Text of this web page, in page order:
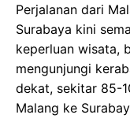
Perjalanan dari
Surabaya kini
keperluan wisata,
mengunjungi
dekat, sekitar 85-
Malang ke